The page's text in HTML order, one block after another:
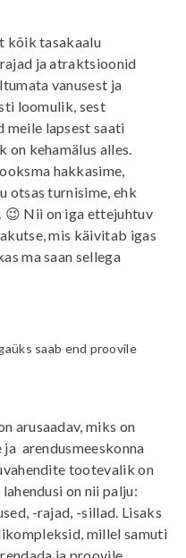
kõik tasakaalu
ja atraktsioonid
vanusest ja
loomulik, sest
meile lapsest saati
on kehamälus alles.
hakkasime,
otsas turnisime, ehk
😉 Nii on iga ettejuhtuv
mis käivitab igas
ma saan sellega
saab end proovile
arusaadav, miks on
arendusmeeskonna
tootevalik on
on nii palju:
-rajad, -sillad. Lisaks
millel samuti